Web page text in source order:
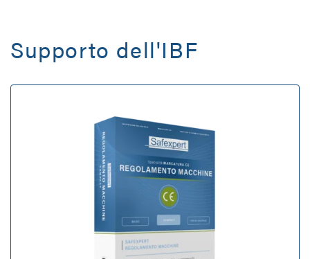
Supporto dell'IBF